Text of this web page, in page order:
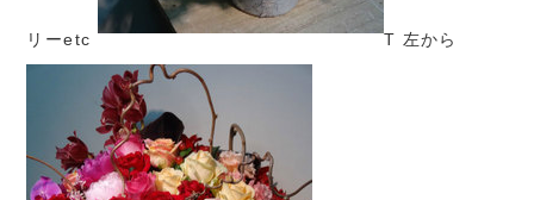
リーetc T 左から